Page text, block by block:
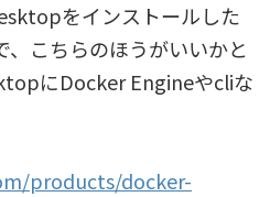
をインストールした
、こちらのほうがいいかと
にDocker Engineやcliな
products/docker-